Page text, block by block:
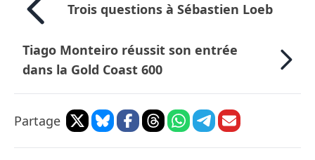
Trois questions à Sébastien Loeb
Tiago Monteiro réussit son entrée
dans la Gold Coast 600
Partage